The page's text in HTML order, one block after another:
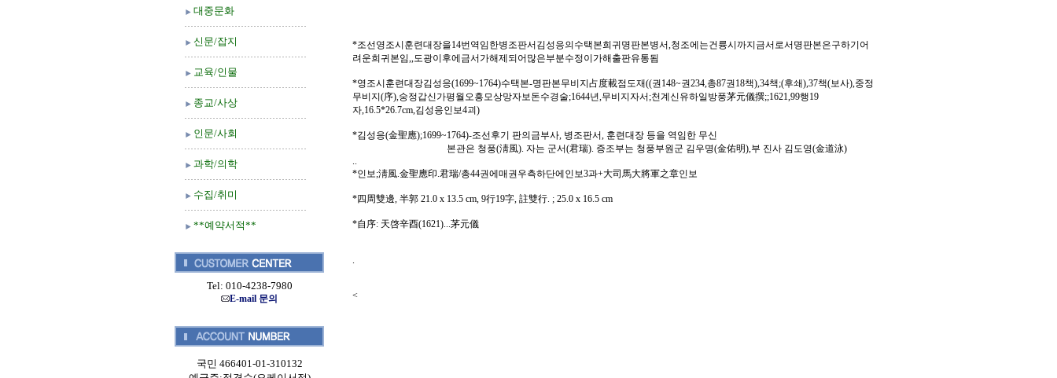
대중문화
신문/잡지
교육/인물
종교/사상
인문/사회
과학/의학
수집/취미
**예약서적**
Tel: 010-4238-7980
E-mail 문의
국민 466401-01-310132
*조선영조시훈련대장을14번역임한병조판서김성응의수택본희귀명판본병서,청조에는건륭시까지금서로서명판본은구하기어
려운희귀본임,,도광이후에금서가해제되어많은부분수정이가해출판유통됨
*영조시훈련대장김성응(1699~1764)수택본-명판본무비지占度載점도재((권148~권234,총87권18책),34책;(후쇄),37책(보사),중정
무비지(序),숭정갑신가평월오흥모상망자보돈수경술;1644년,무비지자서;천계신유하일방풍茅元儀撰;;1621,99행19
자,16.5*26.7cm,김성응인보4괴)
*김성응(金聖應);1699~1764)-조선후기 판의금부사, 병조판서, 훈련대장 등을 역임한 무신
본관은 청풍(淸風). 자는 군서(君瑞). 증조부는 청풍부원군 김우명(金佑明),부 진사 김도영(金道泳)
..
*인보;淸風.金聖應印.君瑞/총44권에매권우측하단에인보3과+大司馬大將軍之章인보
*四周雙邊, 半郭 21.0 x 13.5 cm, 9行19字, 註雙行. ; 25.0 x 16.5 cm
*自序: 天啓辛酉(1621)...茅元儀
.
<